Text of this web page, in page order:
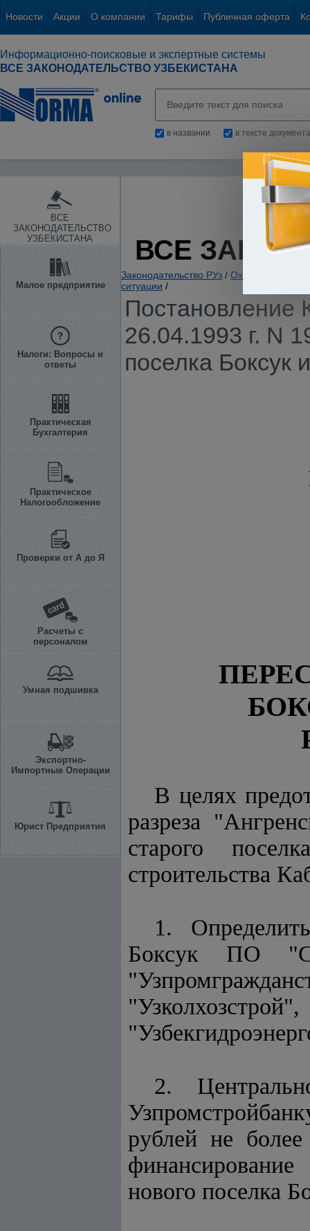
Новости Акции О компании Тарифы Публичная оферта
Информационно-поисковые и экспертные системы
ВСЕ ЗАКОНОДАТЕЛЬСТВО УЗБЕКИСТАНА
в названии в тексте документа
ВСЕ
ЗАКОНОДАТЕЛЬСТВО
УЗБЕКИСТАНА
Малое предприятие
Налоги: Вопросы и
ответы
Практическая
Бухгалтерия
Практическое
Налогообложение
Проверки от А до Я
Расчеты с
персоналом
Умная подшивка
Экспортно-
Импортные Операции
Юрист Предприятия
ВСЕ
Законодательство РУз / Охрана
ситуации /
Постановление
26.04.1993 г. N
поселка Боксук
В целях
разреза
старого
строительства
1.
Боксук ПО
2.
рублей не
нового поселка